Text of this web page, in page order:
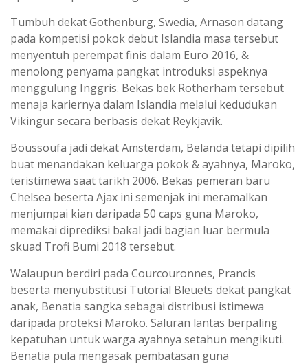
Tumbuh dekat Gothenburg, Swedia, Arnason datang
pada kompetisi pokok debut Islandia masa tersebut
menyentuh perempat finis dalam Euro 2016, &
menolong penyama pangkat introduksi aspeknya
menggulung Inggris. Bekas bek Rotherham tersebut
menaja kariernya dalam Islandia melalui kedudukan
Vikingur secara berbasis dekat Reykjavik.
Boussoufa jadi dekat Amsterdam, Belanda tetapi dipilih
buat menandakan keluarga pokok & ayahnya, Maroko,
teristimewa saat tarikh 2006. Bekas pemeran baru
Chelsea beserta Ajax ini semenjak ini meramalkan
menjumpai kian daripada 50 caps guna Maroko,
memakai diprediksi bakal jadi bagian luar bermula
skuad Trofi Bumi 2018 tersebut.
Walaupun berdiri pada Courcouronnes, Prancis
beserta menyubstitusi Tutorial Bleuets dekat pangkat
anak, Benatia sangka sebagai distribusi istimewa
daripada proteksi Maroko. Saluran lantas berpaling
kepatuhan untuk warga ayahnya setahun mengikuti.
Benatia pula mengasak pembatasan guna